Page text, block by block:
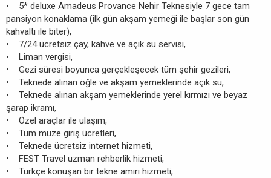
• 5* deluxe Amadeus Provance Nehir Teknesiyle 7 gece tam
pansiyon konaklama (ilk gün akşam yemeği ile başlar son gün
kahvaltı ile biter),
• 7/24 ücretsiz çay, kahve ve açık su servisi,
• Liman vergisi,
• Gezi süresi boyunca gerçekleşecek tüm şehir gezileri,
• Teknede alınan öğle ve akşam yemeklerinde açık su,
• Teknede alınan akşam yemeklerinde yerel kırmızı ve beyaz
şarap ikramı,
• Özel araçlar ile ulaşım,
• Tüm müze giriş ücretleri,
• Teknede ücretsiz internet hizmeti,
• FEST Travel uzman rehberlik hizmeti,
• Türkçe konuşan bir tekne amiri hizmeti,